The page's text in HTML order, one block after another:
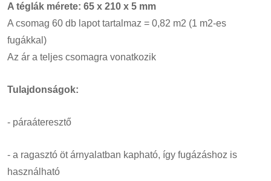
A téglák mérete: 65 x 210 x 5 mm
A csomag 60 db lapot tartalmaz = 0,82 m2 (1 m2-es
fugákkal)
Az ár a teljes csomagra vonatkozik
Tulajdonságok:
- páraáteresztő
- a ragasztó öt árnyalatban kapható, így fugázáshoz is
használható